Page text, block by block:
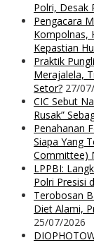
Polri, Desak
Pengacara
Kompolnas,
Kepastian
Praktik
Merajalela,
Setor? 27/
CIC Sebut
Rusak”
Penahanan
Siapa Yang
Committee)
LPPBI:
Polri Presisi
Terobosan
Diet Alami,
25/07/2026